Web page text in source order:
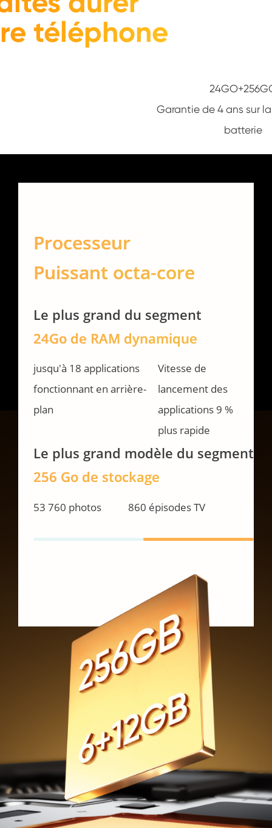
téléphone
Garantie de 4 ans sur
batterie
Processeur
Puissant octa-core
Le plus grand du segment
24Go de RAM dynamique
jusqu'à 18 applications
fonctionnant en arrière-
plan
Vitesse de
lancement des
applications 9 %
plus rapide
Le plus grand modèle du segment
256 Go de stockage
53 760 photos 860 épisodes TV